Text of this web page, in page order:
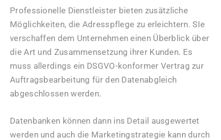
Professionelle Dienstleister bieten zusätzliche
Möglichkeiten, die Adresspflege zu erleichtern. SIe
verschaffen dem Unternehmen einen Überblick über
die Art und Zusammensetzung ihrer Kunden. Es
muss allerdings ein DSGVO-konformer Vertrag zur
Auftragsbearbeitung für den Datenabgleich
abgeschlossen werden.
Datenbanken können dann ins Detail ausgewertet
werden und auch die Marketingstrategie kann durch